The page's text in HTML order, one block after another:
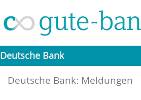
Deutsche Bank
Deutsche Bank: Meldungen